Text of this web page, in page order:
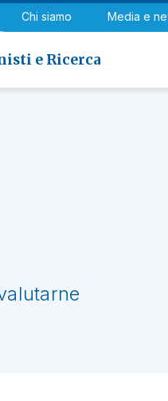
Chi siamo Media e
e Ricerca
riabilitativa
e Neurochirurgia